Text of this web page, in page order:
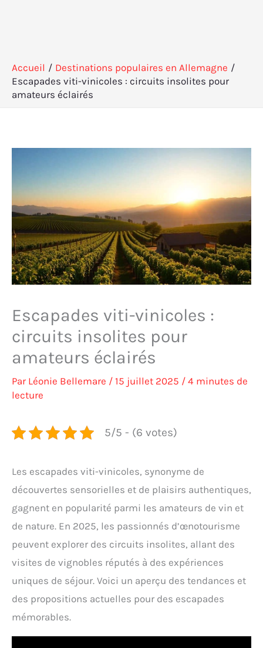
Accueil
Destinations populaires en Allemagne
Escapades viti-vinicoles : circuits insolites pour
amateurs éclairés
Escapades viti-vinicoles :
circuits insolites pour
amateurs éclairés
Par Léonie Bellemare / 15 juillet 2025 / 4 minutes de
lecture
5/5 - (6 votes)
Les escapades viti-vinicoles, synonyme de
découvertes sensorielles et de plaisirs authentiques,
gagnent en popularité parmi les amateurs de vin et
de nature. En 2025, les passionnés d’œnotourisme
peuvent explorer des circuits insolites, allant des
visites de vignobles réputés à des expériences
uniques de séjour. Voici un aperçu des tendances et
des propositions actuelles pour des escapades
mémorables.